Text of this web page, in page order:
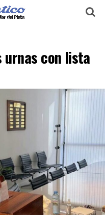
urnas con lista